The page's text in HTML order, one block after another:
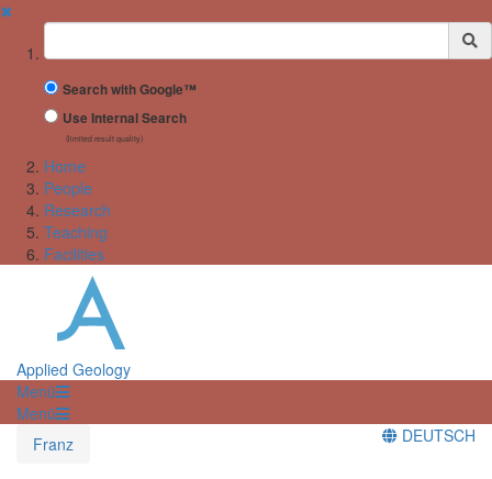
✖
Suchbegriff
Search with Google™
Use Internal Search
(limited result quality)
Home
People
Research
Teaching
Facilities
Applied Geology
Menü
Menü
Franz
DEUTSCH